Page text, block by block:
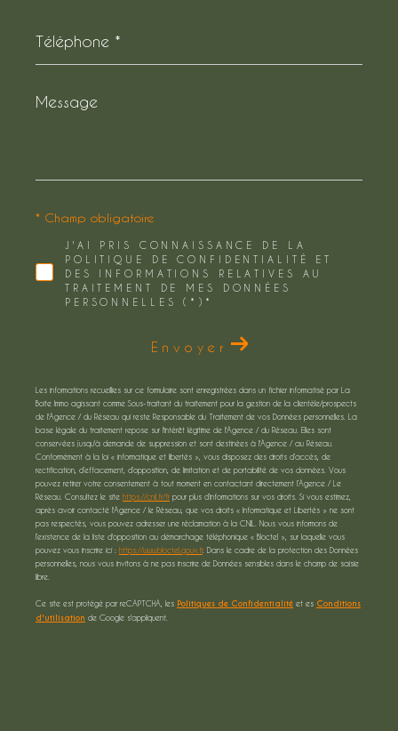
*
Message
*
J'AI PRIS CONNAISSANCE DE LA
POLITIQUE DE CONFIDENTIALITÉ ET
DES INFORMATIONS RELATIVES AU
TRAITEMENT DE MES DONNÉES
PERSONNELLES (*)*
* Champ obligatoire
Envoyer
Les informations recueillies sur ce formulaire sont enregistrées dans un fichier informatisé par La
Boite Immo agissant comme Sous-traitant du traitement pour la gestion de la clientèle/prospects
de l'Agence / du Réseau qui reste Responsable du Traitement de vos Données personnelles. La
base légale du traitement repose sur l'intérêt légitime de l'Agence / du Réseau. Elles sont
conservées jusqu'à demande de suppression et sont destinées à l'Agence / au Réseau.
Conformément à la loi « informatique et libertés », vous disposez des droits d’accès, de
rectification, d’effacement, d’opposition, de limitation et de portabilité de vos données. Vous
pouvez retirer votre consentement à tout moment en contactant directement l’Agence / Le
Réseau. Consultez le site https://cnil.fr/fr pour plus d’informations sur vos droits. Si vous estimez,
après avoir contacté l'Agence / le Réseau, que vos droits « Informatique et Libertés » ne sont
pas respectés, vous pouvez adresser une réclamation à la CNIL. Nous vous informons de
l’existence de la liste d'opposition au démarchage téléphonique « Bloctel », sur laquelle vous
pouvez vous inscrire ici : https://www.bloctel.gouv.fr. Dans le cadre de la protection des Données
personnelles, nous vous invitons à ne pas inscrire de Données sensibles dans le champ de saisie
libre.
Ce site est protégé par reCAPTCHA, les Politiques de Confidentialité et es Conditions
d'utilisation de Google s'appliquent.